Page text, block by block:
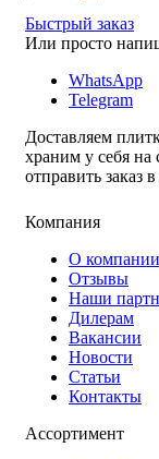
Быстрый заказ
Или просто
WhatsApp
Telegram
Доставляем
храним у себя
отправить заказ
Компания
О компании
Отзывы
Наши
Дилерам
Вакансии
Новости
Статьи
Контакты
Ассортимент